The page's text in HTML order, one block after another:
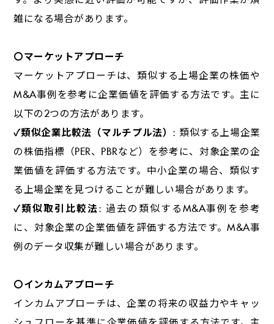
雑になる場合があります。
〇マーケットアプローチ
マーケットアプローチは、類似する上場企業の株価や
M&A 事例を参考に企業価値を評価する方法です。主に
以下の 2つの方法があります。
✓類似企業比較法（マルチプル法） : 類似する上場企業
の株価指標（ PER PBR など）を参考に、対象企業の企
業価値を評価する方法です。中小企業の場合、類似す
る上場企業を見つけることが難しい場合があります。
✓類似取引比較法 : 過去の類似する M&A 事例を参考
に、対象企業の企業価値を評価する方法です。 M&A 事
例のデータ収集が難しい場合があります。
〇インカムアプローチ
インカムアプローチは、企業の将来の収益力やキャッ
シュフローを基準に企業価値を評価する方法です。主